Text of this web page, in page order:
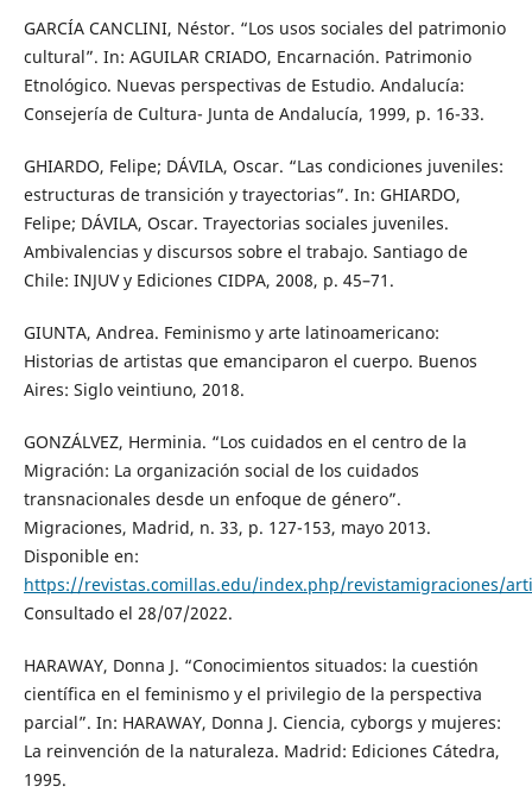
GARCÍA CANCLINI, Néstor. “Los usos sociales del patrimonio
cultural”. In: AGUILAR CRIADO, Encarnación. Patrimonio
Etnológico. Nuevas perspectivas de Estudio. Andalucía:
Consejería de Cultura- Junta de Andalucía, 1999, p. 16-33.
GHIARDO, Felipe; DÁVILA, Oscar. “Las condiciones juveniles:
estructuras de transición y trayectorias”. In: GHIARDO,
Felipe; DÁVILA, Oscar. Trayectorias sociales juveniles.
Ambivalencias y discursos sobre el trabajo. Santiago de
Chile: INJUV y Ediciones CIDPA, 2008, p. 45–71.
GIUNTA, Andrea. Feminismo y arte latinoamericano:
Historias de artistas que emanciparon el cuerpo. Buenos
Aires: Siglo veintiuno, 2018.
GONZÁLVEZ, Herminia. “Los cuidados en el centro de la
Migración: La organización social de los cuidados
transnacionales desde un enfoque de género”.
Migraciones, Madrid, n. 33, p. 127-153, mayo 2013.
Disponible en:
https://revistas.comillas.edu/index.php/revistamigraciones/
Consultado el 28/07/2022.
HARAWAY, Donna J. “Conocimientos situados: la cuestión
científica en el feminismo y el privilegio de la perspectiva
parcial”. In: HARAWAY, Donna J. Ciencia, cyborgs y mujeres:
La reinvención de la naturaleza. Madrid: Ediciones Cátedra,
1995.